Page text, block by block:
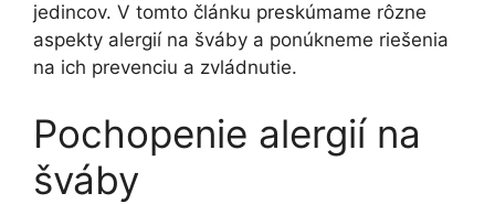
jedincov. V tomto článku preskúmame rôzne
aspekty alergií na šváby a ponúkneme riešenia
na ich prevenciu a zvládnutie.
Pochopenie alergií na
šváby